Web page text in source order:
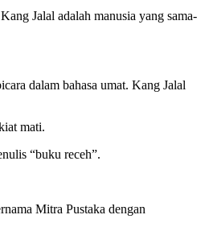
Jalal adalah manusia yang sama-
dalam bahasa umat. Kang Jalal
mati.
“buku receh”.
Mitra Pustaka dengan